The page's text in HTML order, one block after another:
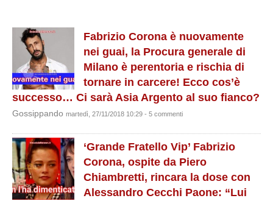
Fabrizio Corona è nuovamente
nei guai, la Procura generale di
Milano è perentoria e rischia di
tornare in carcere! Ecco cos’è
successo… Ci sarà Asia Argento al suo fianco?
Gossippando martedì, 27/11/2018 10:29 - 5 commenti
‘Grande Fratello Vip’ Fabrizio
Corona, ospite da Piero
Chiambretti, rincara la dose con
Alessandro Cecchi Paone: “Lui